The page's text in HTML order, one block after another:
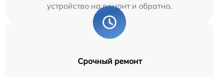
устройство на ремонт и обратно.
Срочный ремонт